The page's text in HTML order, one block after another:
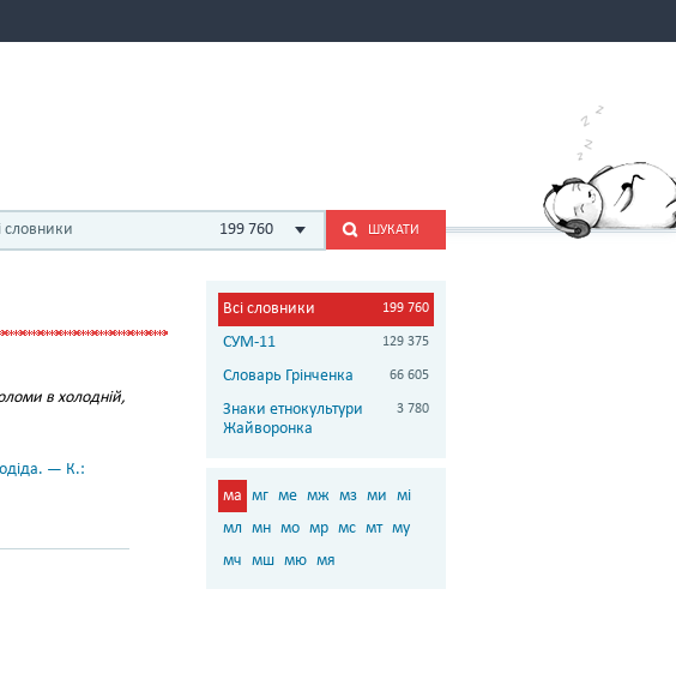
словники 199 760 ШУКАТИ
в холодній,
— К.:
Всі словники 199 760
СУМ-11 129 375
Словарь Грінченка 66 605
Знаки етнокультури
Жайворонка
3 780
ма мг ме мж мз ми мі
мл мн мо мр мс мт му
мч мш мю мя